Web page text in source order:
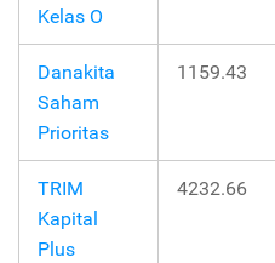
Kelas O
Danakita
Saham
Prioritas
1159.43
TRIM
Kapital
Plus
4232.66